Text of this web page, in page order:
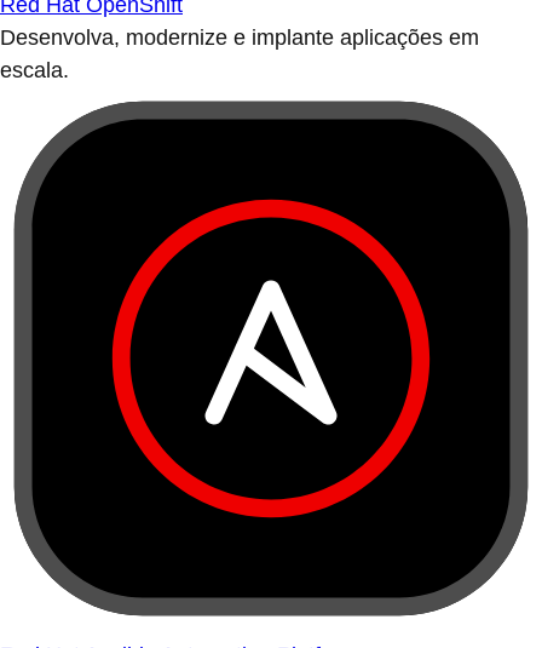
Red Hat OpenShift
Desenvolva, modernize e implante aplicações em
escala.